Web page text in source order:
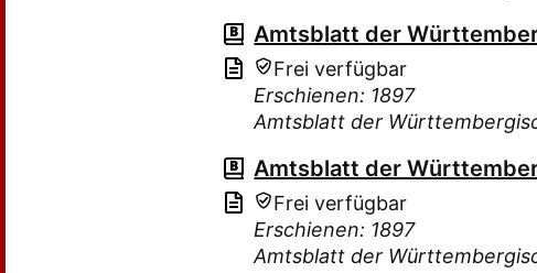
Amtsblatt der
Frei verfügbar
Erschienen: 1897
Amtsblatt der
Amtsblatt der
Frei verfügbar
Erschienen: 1897
Amtsblatt der